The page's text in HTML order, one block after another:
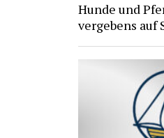
Hunde und
vergebens auf